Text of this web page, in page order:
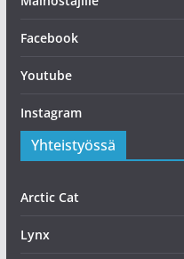
Facebook
Youtube
Instagram
Yhteistyössä
Arctic Cat
Lynx